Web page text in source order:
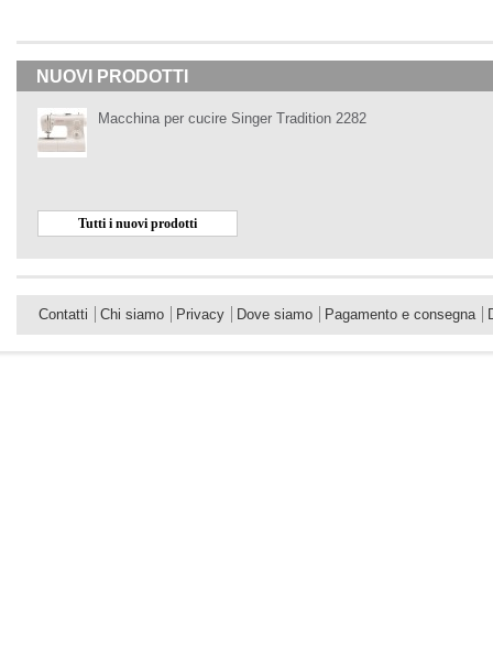
NUOVI PRODOTTI
Macchina per cucire Singer Tradition 2282
Tutti i nuovi prodotti
Contatti Chi siamo Privacy Dove siamo Pagamento e consegna